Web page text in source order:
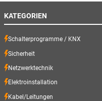
KATEGORIEN
Schalterprogramme / KNX
Sicherheit
Netzwerktechnik
Elektroinstallation
Kabel/Leitungen